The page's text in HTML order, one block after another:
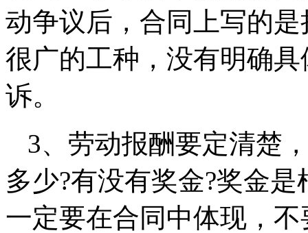
动争议后，合同上写的
很广的工种，没有明确
诉。
3、劳动报酬要定清楚
多少?有没有奖金?奖金
一定要在合同中体现，